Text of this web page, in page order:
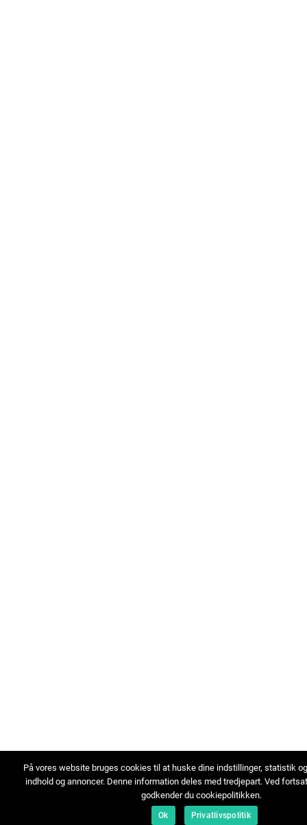
På vores website bruges cookies til at huske dine indstillinger, statistik
indhold og annoncer. Denne information deles med tredjepart. Ved
godkender du cookiepolitikken.
Ok Privatlivspolitik